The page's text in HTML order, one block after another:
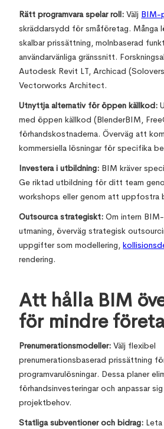
Rätt programvara spelar roll:Välj BIM-
skräddarsydd för småföretag. Många
skalbar prissättning, molnbaserad
användarvänliga gränssnitt.
Autodesk Revit LT, Archicad
Vectorworks Architect.
Utnyttja alternativ för öppen källkod:
med öppen källkod (BlenderBIM,
förhandskostnaderna. Överväg att
kommersiella lösningar för specifika
Investera i utbildning: BIM kräver
Ge riktad utbildning för ditt team
workshops eller genom att uppfostra
Outsourca strategiskt:Om intern
utmaning, överväg strategisk
uppgifter som modellering,
rendering.
Att hålla BIM
för mindre
Prenumerationsmodeller:Välj flexibel
prenumerationsbaserad prissättning
programvarulösningar. Dessa planer
förhandsinvesteringar och anpassar
projektbehov.
Statliga subventioner och bidrag: